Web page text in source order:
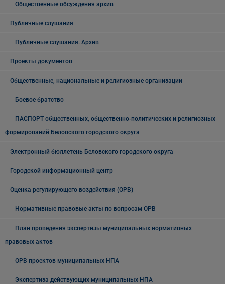
Общественные обсуждения архив
Публичные слушания
Публичные слушания. Архив
Проекты документов
Общественные, национальные и религиозные организации
Боевое братство
ПАСПОРТ общественных, общественно-политических и религиозных
формирований Беловского городского округа
Электронный бюллетень Беловского городского округа
Городской информационный центр
Оценка регулирующего воздействия (ОРВ)
Нормативные правовые акты по вопросам ОРВ
План проведения экспертизы муниципальных нормативных
правовых актов
ОРВ проектов муниципальных НПА
Экспертиза действующих муниципальных НПА